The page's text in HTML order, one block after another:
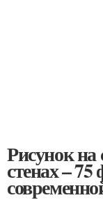
Рисунок на
стенах –